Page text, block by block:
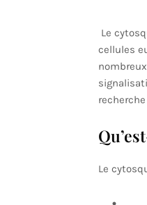
Le
cellules
Le